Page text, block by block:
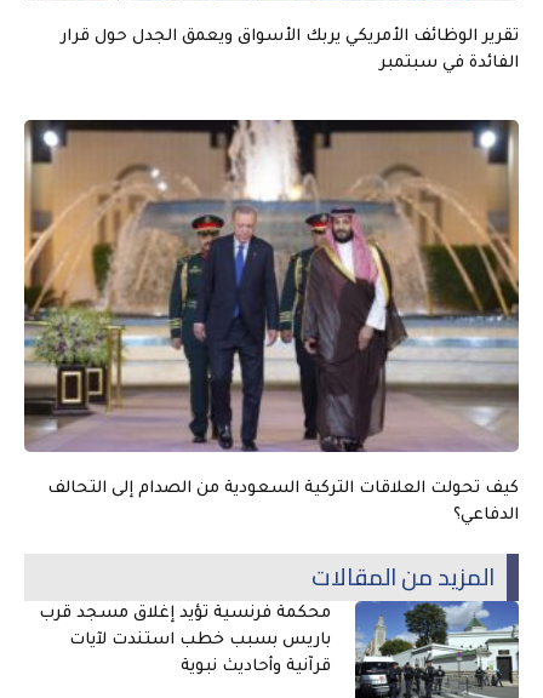
تقرير الوظائف الأمريكي يربك الأسواق ويعمق الجدل حول قرار
الفائدة في سبتمبر
كيف تحولت العلاقات التركية السعودية من الصدام إلى التحالف
الدفاعي؟
المزيد من المقالات
محكمة فرنسية تؤيد إغلاق مسجد قرب
باريس بسبب خطب استندت لآيات
قرآنية وأحاديث نبوية